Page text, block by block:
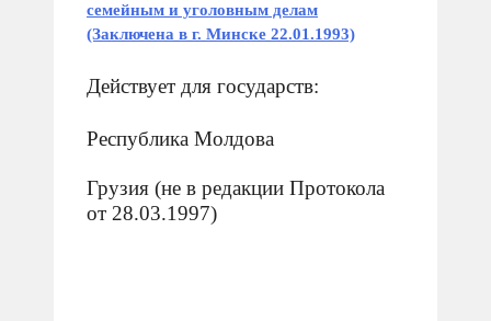
семейным и уголовным делам
(Заключена в г. Минске 22.01.1993)
Действует для государств:
Республика Молдова
Грузия (не в редакции Протокола
от 28.03.1997)